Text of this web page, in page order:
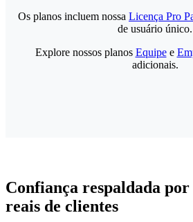
Os planos incluem nossa Licença Pro
de usuário único.
Explore nossos planos Equipee
adicionais.
Confiança respaldada por
reais de clientes